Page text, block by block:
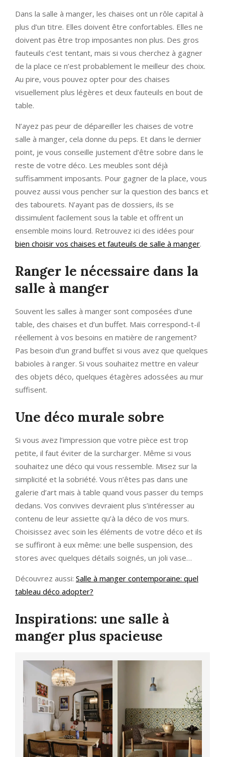
Dans la salle à manger, les chaises ont un rôle capital à
plus d’un titre. Elles doivent être confortables. Elles ne
doivent pas être trop imposantes non plus. Des gros
fauteuils c’est tentant, mais si vous cherchez à gagner
de la place ce n’est probablement le meilleur des choix.
Au pire, vous pouvez opter pour des chaises
visuellement plus légères et deux fauteuils en bout de
table.
N’ayez pas peur de dépareiller les chaises de votre
salle à manger, cela donne du peps. Et dans le dernier
point, je vous conseille justement d’être sobre dans le
reste de votre déco. Les meubles sont déjà
suffisamment imposants. Pour gagner de la place, vous
pouvez aussi vous pencher sur la question des bancs et
des tabourets. N’ayant pas de dossiers, ils se
dissimulent facilement sous la table et offrent un
ensemble moins lourd. Retrouvez ici des idées pour
bien choisir vos chaises et fauteuils de salle à manger.
Ranger le nécessaire dans la
salle à manger
Souvent les salles à manger sont composées d’une
table, des chaises et d’un buffet. Mais correspond-t-il
réellement à vos besoins en matière de rangement?
Pas besoin d’un grand buffet si vous avez que quelques
babioles à ranger. Si vous souhaitez mettre en valeur
des objets déco, quelques étagères adossées au mur
suffisent.
Une déco murale sobre
Si vous avez l’impression que votre pièce est trop
petite, il faut éviter de la surcharger. Même si vous
souhaitez une déco qui vous ressemble. Misez sur la
simplicité et la sobriété. Vous n’êtes pas dans une
galerie d’art mais à table quand vous passer du temps
dedans. Vos convives devraient plus s’intéresser au
contenu de leur assiette qu’à la déco de vos murs.
Choisissez avec soin les éléments de votre déco et ils
se suffiront à eux même: une belle suspension, des
stores avec quelques détails soignés, un joli vase…
Découvrez aussi: Salle à manger contemporaine: quel
tableau déco adopter?
Inspirations: une salle à
manger plus spacieuse